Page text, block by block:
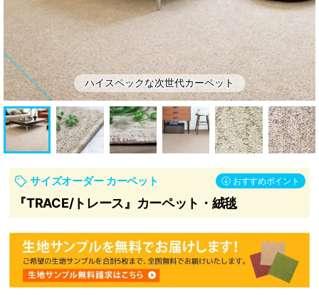
材
ハイスペックな次世代カーペット
サイズオーダー カーペット おすすめポイント
『TRACE/トレース』カーペット・絨毯